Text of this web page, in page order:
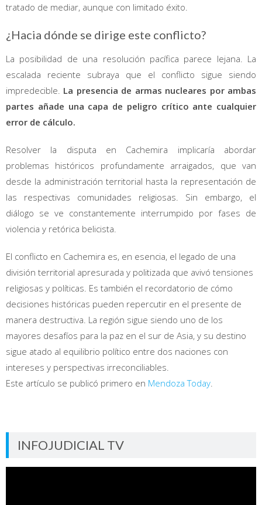
tratado de mediar, aunque con limitado éxito.
¿Hacia dónde se dirige este conflicto?
La posibilidad de una resolución pacífica parece lejana. La
escalada reciente subraya que el conflicto sigue siendo
impredecible. La presencia de armas nucleares por ambas
partes añade una capa de peligro crítico ante cualquier
error de cálculo.
Resolver la disputa en Cachemira implicaría abordar
problemas históricos profundamente arraigados, que van
desde la administración territorial hasta la representación de
las respectivas comunidades religiosas. Sin embargo, el
diálogo se ve constantemente interrumpido por fases de
violencia y retórica belicista.
El conflicto en Cachemira es, en esencia, el legado de una
división territorial apresurada y politizada que avivó tensiones
religiosas y políticas. Es también el recordatorio de cómo
decisiones históricas pueden repercutir en el presente de
manera destructiva. La región sigue siendo uno de los
mayores desafíos para la paz en el sur de Asia, y su destino
sigue atado al equilibrio político entre dos naciones con
intereses y perspectivas irreconciliables.
Este artículo se publicó primero en Mendoza Today
INFOJUDICIAL TV